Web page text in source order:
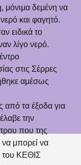
μόνιμα δεμένη να
και φαγητό.
ειδικά το
λίγο νερό.
στις Σέρρες
αμέσως
την
που της
να μπορεί να
του ΚΕΘΙΣ